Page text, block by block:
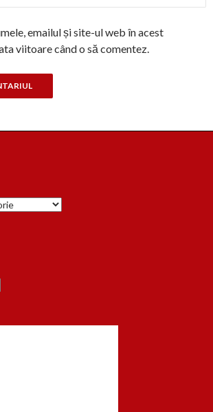
emailul și site-ul web în acest
viitoare când o să comentez.